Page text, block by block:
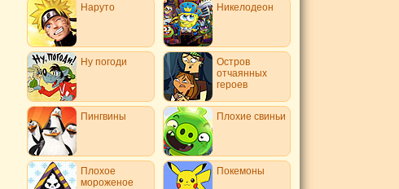
Наруто Никелодеон
Ну погоди
Остров
отчаянных
героев
Пингвины Плохие свиньи
Плохое
мороженое
Покемоны